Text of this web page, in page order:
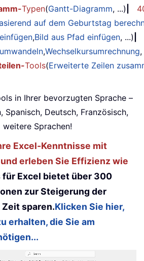
Typen(Gantt-Diagramm, ...)
auf dem Geburtstag
,Bild aus Pfad einfügen, ...)
,Wechselkursumrechnung
Tools(Erweiterte Zeilen
in Ihrer bevorzugten Sprache –
Spanisch, Deutsch, Französisch,
Sprachen!
Excel-Kenntnisse mit
erleben Sie Effizienz wie
für Excel bietet über 300
zur Steigerung der
sparen.Klicken Sie hier,
erhalten, die Sie am